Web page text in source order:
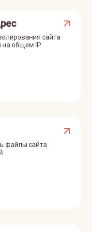
сайта
на общем IP
файлы сайта